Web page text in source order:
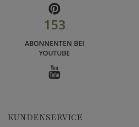
153
ABONNENTEN BEI
YOUTUBE
KUNDENSERVICE